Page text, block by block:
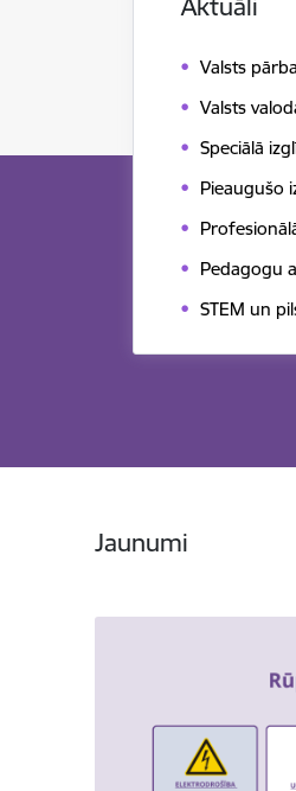
Aktuāli
Valsts
Valsts
Speciālā
Pieaugušo
Pedagogu
STEM un
Jaunumi